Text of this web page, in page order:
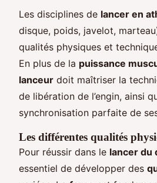
Les disciplines de lancer en
disque, poids, javelot,
qualités physiques et
En plus de la puissance
lanceur doit maîtriser la
de libération de l’engin, ainsi
synchronisation parfaite de
Les différentes qualités
Pour réussir dans le lancer du
essentiel de développer des